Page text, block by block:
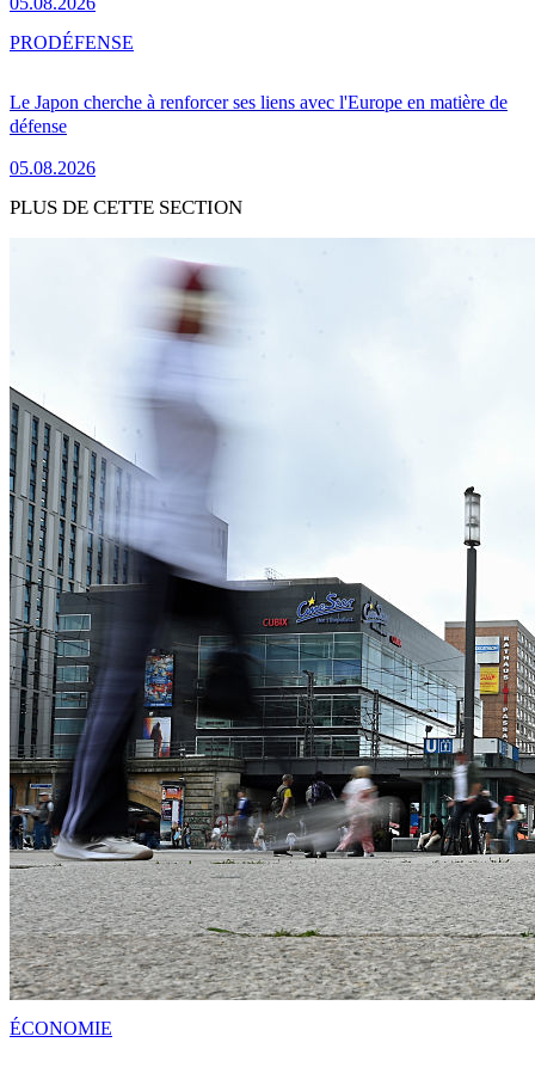
Le Japon cherche à renforcer ses liens avec l'Europe en matière de
défense
05.08.2026
PRODÉFENSE
PLUS DE CETTE SECTION
ÉCONOMIE